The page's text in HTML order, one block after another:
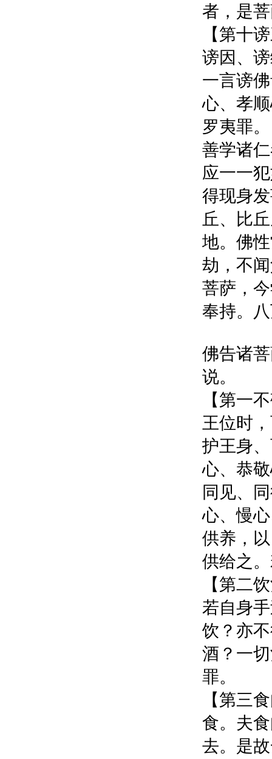
者，是
【第十
谤因、
一言谤
心、孝
罗夷罪。
善学诸
应一一
得现身
丘、比
地。佛
劫，不
菩萨，
奉持。
佛告诸
说。
【第一
王位时
护王身
心、恭
同见、
心、慢
供养，
供给之
【第二
若自身
饮？亦
酒？一
罪。
【第三
食。夫
去。是